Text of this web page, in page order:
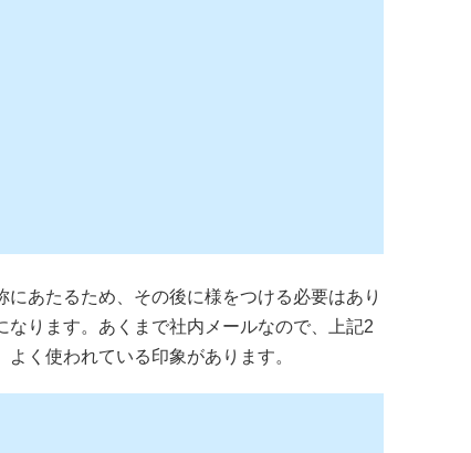
にあたるため、その後に様をつける必要はあり
ります。あくまで社内メールなので、上記2
く使われている印象があります。